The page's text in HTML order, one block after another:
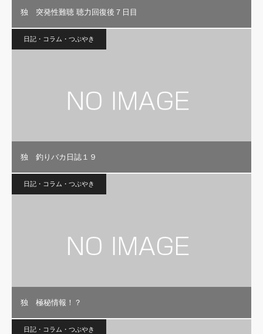
独 突発性難聴 聴力回復後７日目
日記・コラム・つぶやき
独 釣りバカ日誌１９
日記・コラム・つぶやき
独 極秘情報！？
日記・コラム・つぶやき